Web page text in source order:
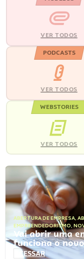
VER TODOS
PODCASTS
VER TODOS
WEBSTORIES
VER TODOS
ABERTURA DE EMPRESA,
EMPREENDEDORISMO,
Vai abrir uma
funciona o
ACESSAR